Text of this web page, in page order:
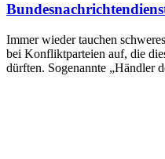
Immer wieder tauchen
bei Konfliktparteien auf, die
dürften. Sogenannte „Händler